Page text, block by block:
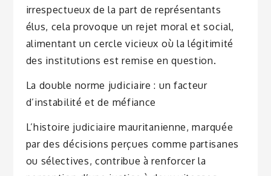
irrespectueux de la part de représentants
élus, cela provoque un rejet moral et social,
alimentant un cercle vicieux où la légitimité
des institutions est remise en question.
La double norme judiciaire : un facteur
d’instabilité et de méfiance
L’histoire judiciaire mauritanienne, marquée
par des décisions perçues comme partisanes
ou sélectives, contribue à renforcer la